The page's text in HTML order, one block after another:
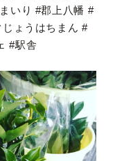
いり #郡上八幡 #
ょうはちまん #
#駅舎